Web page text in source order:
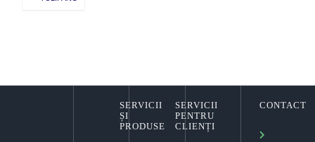
SERVICII
ȘI
PRODUSE
SERVICII
PENTRU
CLIENȚI
CONTACT